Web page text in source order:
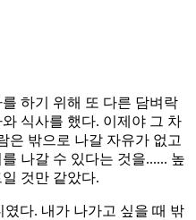
하기 위해 또 다른 담벼락
식사를 했다. 이제야 그 차
은 밖으로 나갈 자유가 없고
나갈 수 있다는 것을...... 높
것만 같았다.
다. 내가 나가고 싶을 때 밖